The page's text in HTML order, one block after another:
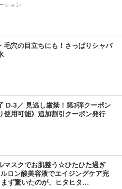
ション
毛穴の目立ちにも！さっぱりシャバ
D-3／ 見逃し厳禁！第3弾クーポン
使用可能》追加割引クーポン発行
マスクでお肌整う☆ひたひた過ぎ
ロン酸美容液でエイジングケア完
ず驚いたのが、ヒタヒタ…